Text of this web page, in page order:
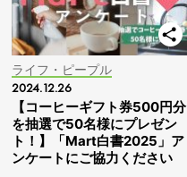
ライフ・ピープル
2024.12.26
【コーヒーギフト券500円分
を抽選で50名様にプレゼン
ト！】「Mart白書2025」ア
ンケートにご協力ください